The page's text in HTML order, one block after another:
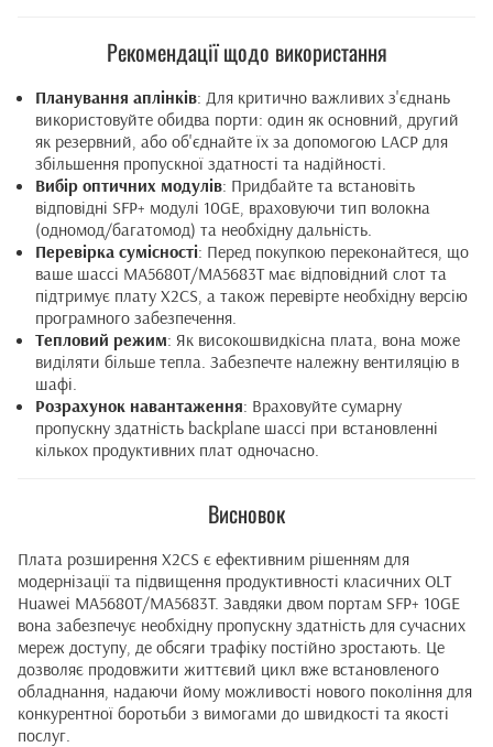
Рекомендації щодо використання
Планування аплінків: Для критично важливих з'єднань
використовуйте обидва порти: один як основний, другий
як резервний, або об'єднайте їх за допомогою LACP для
збільшення пропускної здатності та надійності.
Вибір оптичних модулів: Придбайте та встановіть
відповідні SFP+ модулі 10GE, враховуючи тип волокна
(одномод/багатомод) та необхідну дальність.
Перевірка сумісності: Перед покупкою переконайтеся, що
ваше шассі MA5680T/MA5683T має відповідний слот та
підтримує плату X2CS, а також перевірте необхідну версію
програмного забезпечення.
Тепловий режим: Як високошвидкісна плата, вона може
виділяти більше тепла. Забезпечте належну вентиляцію в
шафі.
Розрахунок навантаження: Враховуйте сумарну
пропускну здатність backplane шассі при встановленні
кількох продуктивних плат одночасно.
Висновок
Плата розширення X2CS є ефективним рішенням для
модернізації та підвищення продуктивності класичних OLT
Huawei MA5680T/MA5683T. Завдяки двом портам SFP+ 10GE
вона забезпечує необхідну пропускну здатність для сучасних
мереж доступу, де обсяги трафіку постійно зростають. Це
дозволяє продовжити життєвий цикл вже встановленого
обладнання, надаючи йому можливості нового покоління для
конкурентної боротьби з вимогами до швидкості та якості
послуг.